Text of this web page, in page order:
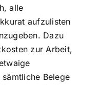
alle
aufzulisten
Dazu
zur Arbeit,
Belege